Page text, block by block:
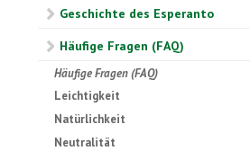
Geschichte des Esperanto
Häufige Fragen (FAQ)
Häufige Fragen (FAQ)
Leichtigkeit
Natürlichkeit
Neutralität